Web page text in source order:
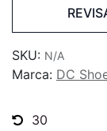
SKU: N/A
Marca: DC
30